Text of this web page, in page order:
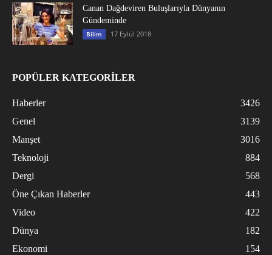
Canan Dağdeviren Buluşlarıyla Dünyanın
Gündeminde
Bilim 17 Eylül 2018
POPÜLER KATEGORİLER
Haberler
3426
Genel
3139
Manşet
3016
Teknoloji
884
Dergi
568
Öne Çıkan Haberler
443
Video
422
Dünya
182
Ekonomi
154